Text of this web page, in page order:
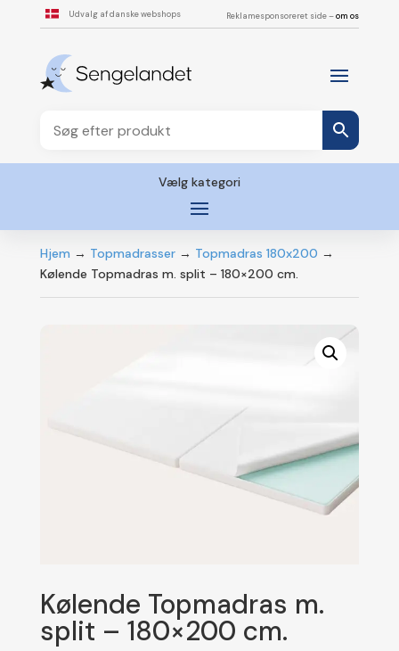
Udvalg af danske webshops Reklamesponsoreret side –om os
Vælg kategori
Hjem → Topmadrasser→ Topmadras 180x200 →
Kølende Topmadras m. split – 180×200 cm.
Kølende Topmadras m.
split – 180×200 cm.